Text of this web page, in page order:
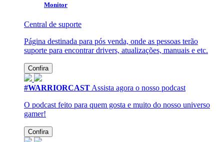
Monitor
Central de suporte
Página destinada para pós venda, onde as pessoas terão
suporte para encontrar drivers, atualizações, manuais e etc.
Confira
#WARRIORCAST Assista agora o nosso podcast
O podcast feito para quem gosta e muito do nosso universo
gamer!
Confira